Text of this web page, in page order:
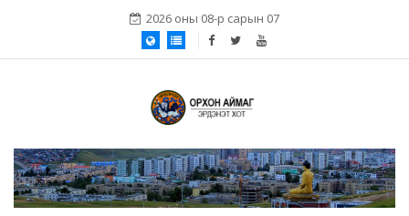
2026 оны 08-р сарын 07